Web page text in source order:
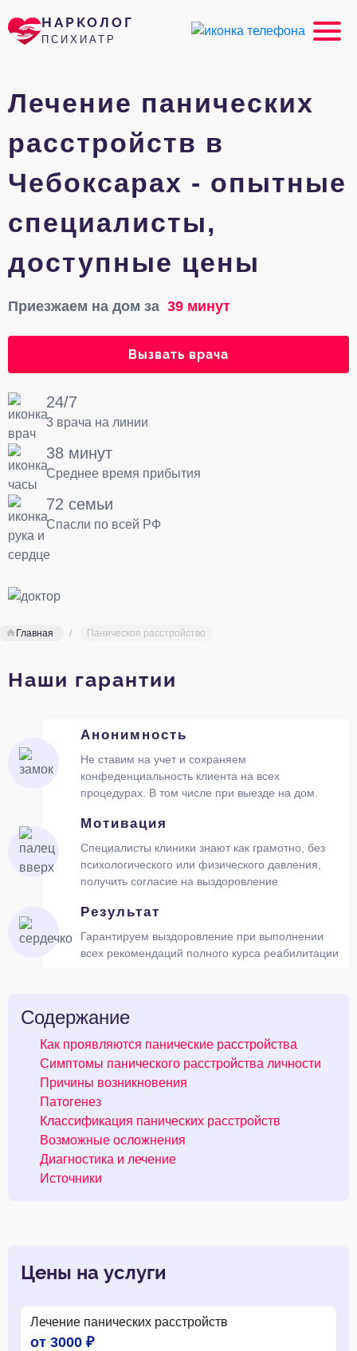
НАРКОЛОГ
ПСИХИАТР
Лечение панических
расстройств в
Чебоксарах - опытные
специалисты,
доступные цены
Приезжаем на дом за 39 минут
Вызвать врача
24/7
3 врача на линии
38 минут
Среднее время прибытия
72 семьи
Спасли по всей РФ
Главная Паническое расстройство
Наши гарантии
Анонимность
Не ставим на учет и сохраняем
конфеденциальность клиента на всех
процедурах. В том числе при выезде на дом.
Мотивация
Специалисты клиники знают как грамотно, без
психологического или физического давления,
получить согласие на выздоровление
Результат
Гарантируем выздоровление при выполнении
всех рекомендаций полного курса реабилитации
Содержание
Как проявляются панические расстройства
Симптомы панического расстройства личности
Причины возникновения
Патогенез
Классификация панических расстройств
Возможные осложнения
Диагностика и лечение
Источники
Цены на услуги
Лечение панических расстройств
от 3000 ₽